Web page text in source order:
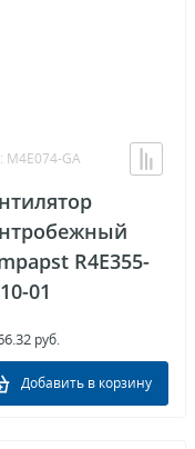
M4E074-GA
R4E355-
01
руб.
Добавить в корзину